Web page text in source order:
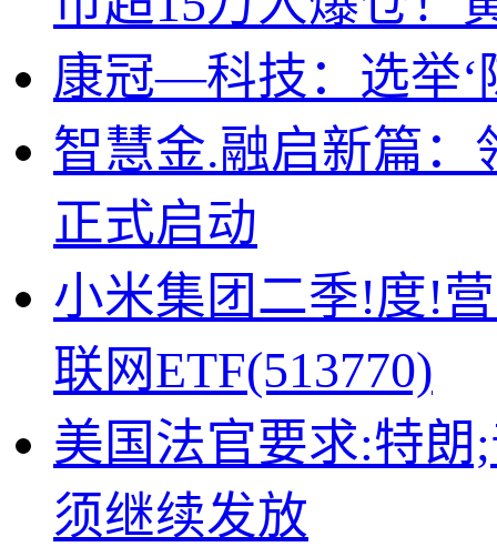
康冠—科技：选举‘
智慧金.融启新篇
正式启动
小米集团二季!度!
联网ETF(513770)
美国法官要求:特朗
须继续发放